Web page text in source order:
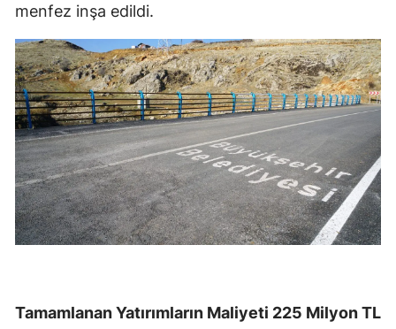
menfez inşa edildi.
Tamamlanan Yatırımların Maliyeti 225 Milyon TL